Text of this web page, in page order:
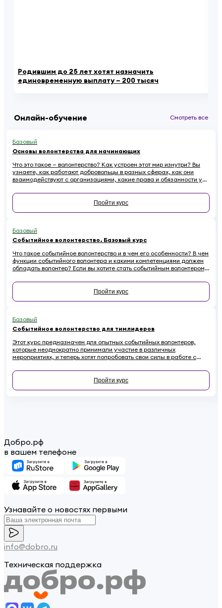
Родившим до 25 лет хотят назначить
единовременную выплату – 200 тысяч
Онлайн-обучение Смотреть все
Базовый
Основы волонтерства для начинающих
Что это такое — волонтерство? Как устроен этот мир изнутри? Вы
узнаете, как работают добровольцы в разных сферах, как они
взаимодействуют с организациями, какие права и обязанности у
распространенных ошибок.
Пройти курс
Базовый
Событийное волонтерство. Базовый курс
Что такое событийное волонтерство и в чем его особенности? В чем
функции событийного волонтера и какими компетенциями должен
обладать волонтер? Если вы хотите стать событийным волонтером,
Пройти курс
Базовый
Событийное волонтерство для тимлидеров
Этот курс предназначен для опытных событийных волонтеров,
которые неоднократно принимали участие в различных
мероприятиях, и теперь хотят попробовать свои силы в работе с
Пройти курс
Добро.рф
в вашем телефоне
Узнавайте о новостях первыми
info@dobro.ru
Техническая поддержка